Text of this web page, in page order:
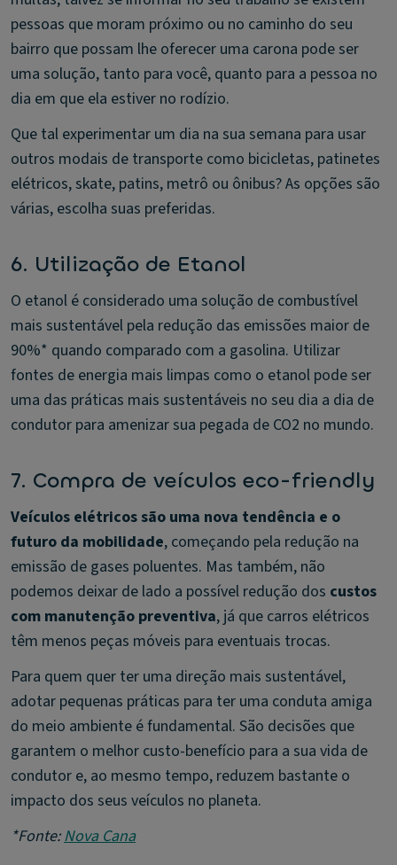
pessoas que moram próximo ou no caminho do seu
bairro que possam lhe oferecer uma carona pode ser
uma solução, tanto para você, quanto para a pessoa no
dia em que ela estiver no rodízio.
Que tal experimentar um dia na sua semana para usar
outros modais de transporte como bicicletas, patinetes
elétricos, skate, patins, metrô ou ônibus? As opções são
várias, escolha suas preferidas.
6. Utilização de Etanol
O etanol é considerado uma solução de combustível
mais sustentável pela redução das emissões maior de
90%* quando comparado com a gasolina. Utilizar
fontes de energia mais limpas como o etanol pode ser
uma das práticas mais sustentáveis no seu dia a dia de
condutor para amenizar sua pegada de CO2 no mundo.
7. Compra de veículos eco-friendly
Veículos elétricos são uma nova tendência e o
futuro da mobilidade, começando pela redução na
emissão de gases poluentes. Mas também, não
podemos deixar de lado a possível redução dos custos
com manutenção preventiva, já que carros elétricos
têm menos peças móveis para eventuais trocas.
Para quem quer ter uma direção mais sustentável,
adotar pequenas práticas para ter uma conduta amiga
do meio ambiente é fundamental. São decisões que
garantem o melhor custo-benefício para a sua vida de
condutor e, ao mesmo tempo, reduzem bastante o
impacto dos seus veículos no planeta.
*Fonte:Nova Cana